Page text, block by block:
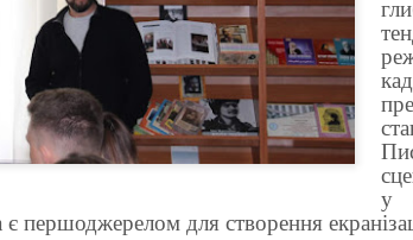
у
першоджерелом для створення